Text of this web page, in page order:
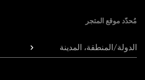
مُحدّد موقع المتجر
الدولة/المنطقة، المدينة